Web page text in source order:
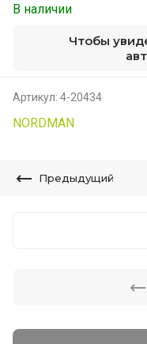
В наличии
Чтобы
Артикул: 4-20434
NORDMAN
Предыдущий